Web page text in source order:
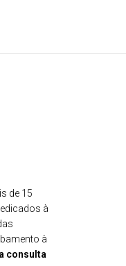
de 15
à
à
consulta